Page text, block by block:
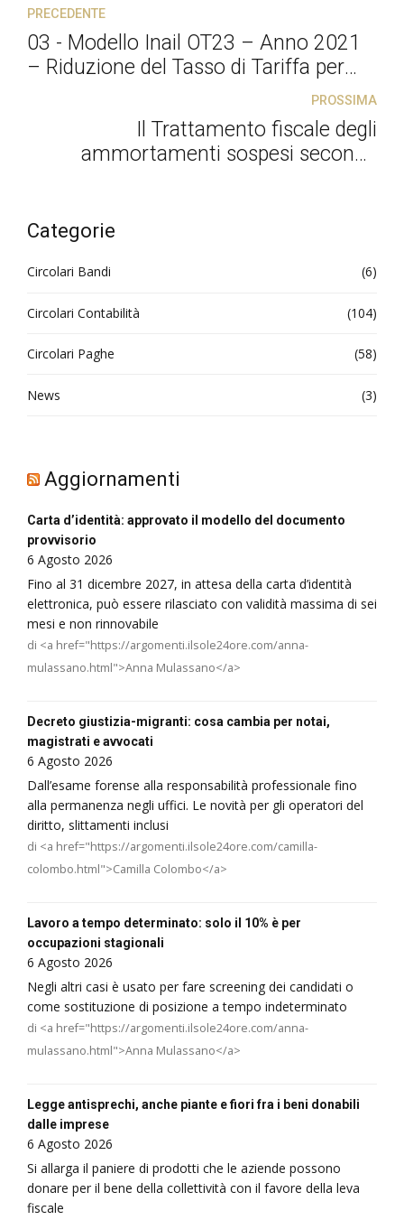
PRECEDENTE
03 - Modello Inail OT23 – Anno 2021
– Riduzione del Tasso di Tariffa per
PROSSIMA
Il Trattamento fiscale degli
ammortamenti sospesi secondo
Categorie
Circolari Bandi (6)
Circolari Contabilità (104)
Circolari Paghe (58)
News (3)
Aggiornamenti
Carta d’identità: approvato il modello del documento
provvisorio
6 Agosto 2026
Fino al 31 dicembre 2027, in attesa della carta d’identità
elettronica, può essere rilasciato con validità massima di sei
mesi e non rinnovabile
di <a href="https://argomenti.ilsole24ore.com/anna-
mulassano.html">Anna Mulassano</a>
Decreto giustizia-migranti: cosa cambia per notai,
magistrati e avvocati
6 Agosto 2026
Dall’esame forense alla responsabilità professionale fino
alla permanenza negli uffici. Le novità per gli operatori del
diritto, slittamenti inclusi
di <a href="https://argomenti.ilsole24ore.com/camilla-
colombo.html">Camilla Colombo</a>
Lavoro a tempo determinato: solo il 10% è per
occupazioni stagionali
6 Agosto 2026
Negli altri casi è usato per fare screening dei candidati o
come sostituzione di posizione a tempo indeterminato
di <a href="https://argomenti.ilsole24ore.com/anna-
mulassano.html">Anna Mulassano</a>
Legge antisprechi, anche piante e fiori fra i beni donabili
dalle imprese
6 Agosto 2026
Si allarga il paniere di prodotti che le aziende possono
donare per il bene della collettività con il favore della leva
fiscale